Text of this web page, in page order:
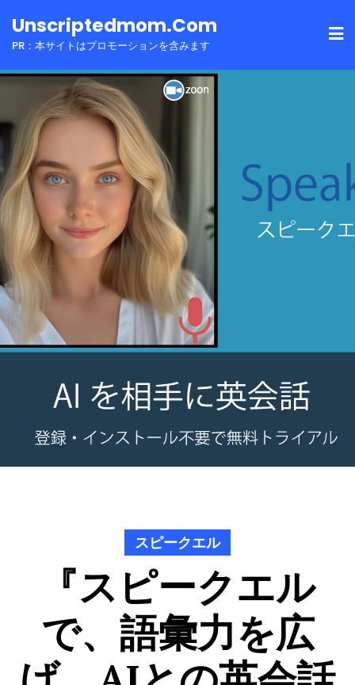
toUnscriptedmom.com
PR：本サイトはプロモーションを含みます
スピークエル
『スピークエル
で、語彙力を広